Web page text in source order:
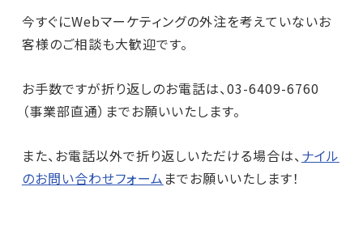
今すぐにWebマーケティングの外注を考えていないお
客様のご相談も大歓迎です。
お手数ですが折り返しのお電話は、03-6409-6760
（事業部直通）までお願いいたします。
また、お電話以外で折り返しいただける場合は、ナイル
のお問い合わせフォーム までお願いいたします！